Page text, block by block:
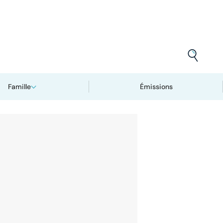
Famille Émissions